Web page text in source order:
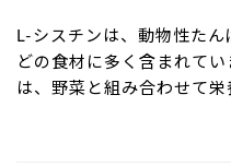
L-シスチンは、動物性た
どの食材に多く含まれて
は、野菜と組み合わせて栄